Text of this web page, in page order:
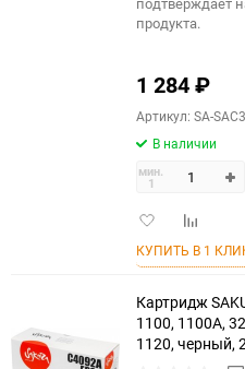
продукта.
1 284₽
Артикул: SA-
В наличии
мин.
1
Добавить
избранное
Добавить
КУПИТЬ В 1
Картридж
1100, 1100A,
1120, черный,